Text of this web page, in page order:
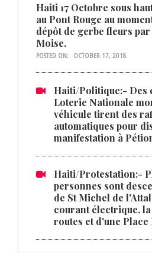
Haiti 17 Octobre sous
au Pont Rouge au
dépôt de gerbe fleurs
Moise.
POSTED ON: OCTOBER 17, 2018
Haiti/Politique:- Des
Loterie Nationale
véhicule tirent des
automatiques pour
manifestation à
Haiti/Protestation:-
personnes sont
de St Michel de
courant électrique,
routes et d'une Place